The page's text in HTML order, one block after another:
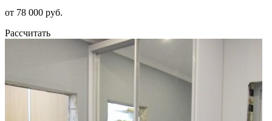
от 78 000 руб.
Рассчитать